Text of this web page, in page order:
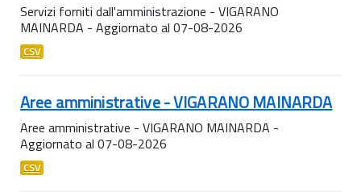
Servizi forniti dall'amministrazione - VIGARANO
MAINARDA - Aggiornato al 07-08-2026
CSV
Aree amministrative - VIGARANO MAINARDA
Aree amministrative - VIGARANO MAINARDA -
Aggiornato al 07-08-2026
CSV